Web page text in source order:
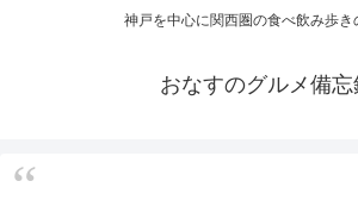
神戸を中心に関西圏の食べ飲み歩き
おなすのグルメ備忘